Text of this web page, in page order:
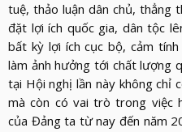
tuệ, thảo luận dân chủ, thẳng
đặt lợi ích quốc gia, dân tộc
bất kỳ lợi ích cục bộ, cảm
làm ảnh hưởng tới chất lượng
tại Hội nghị lần này không chỉ
mà còn có vai trò trong việc
của Đảng ta từ nay đến năm